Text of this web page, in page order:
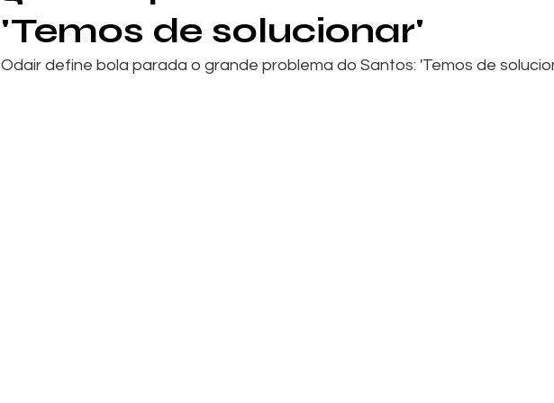
'Temos de solucionar'
Odair define bola parada o grande problema do Santos: 'Temos de